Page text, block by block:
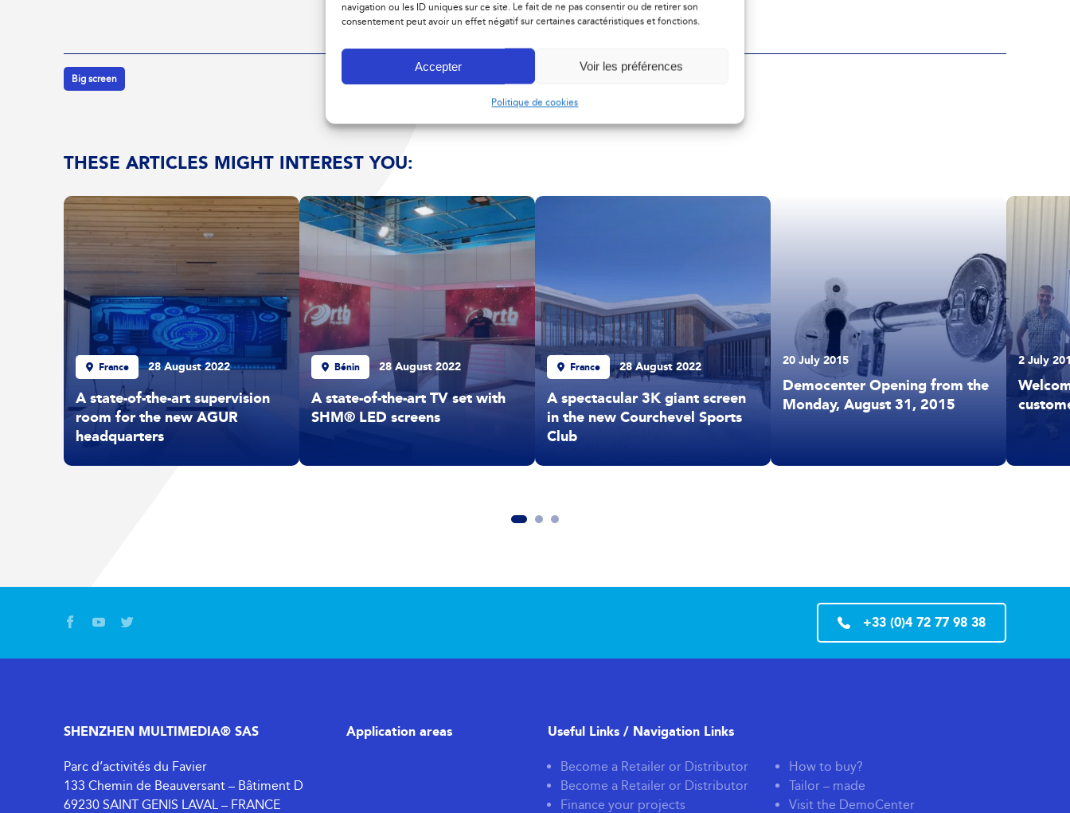
navigation ou les ID uniques sur ce site. Le fait de ne pas consentir ou de retirer son
consentement peut avoir un effet négatif sur certaines caractéristiques et fonctions.
Accepter Voir les préférences
Politique de cookies
Big screen
THESE ARTICLES MIGHT INTEREST YOU:
France 28 August 2022
A state-of-the-art supervision
room for the new AGUR
headquarters
Bénin 28 August 2022
A state-of-the-art TV set with
SHM® LED screens
France 28 August 2022
A spectacular 3K giant screen
in the new Courchevel Sports
Club
20 July 2015
Democenter Opening from the
Monday, August 31, 2015
2 July
+33 (0)4 72 77 98 38
SHENZHEN MULTIMEDIA® SAS
Parc d’activités du Favier
133 Chemin de Beauversant – Bâtiment D
69230 SAINT GENIS LAVAL – FRANCE
Application areas Useful Links / Navigation Links
Become a Retailer or Distributor
Become a Retailer or Distributor
Finance your projects
How to buy?
Tailor – made
Visit the DemoCenter